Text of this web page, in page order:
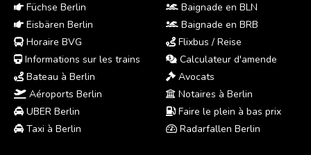
Füchse Berlin
Eisbären Berlin
Horaire BVG
Informations sur les trains
Bateau à Berlin
Aéroports Berlin
UBER Berlin
Taxi à Berlin
Baignade en BLN
Baignade en BRB
Flixbus / Reise
Calculateur d'amende
Avocats
Notaires à Berlin
Faire le plein à bas prix
Radarfallen Berlin